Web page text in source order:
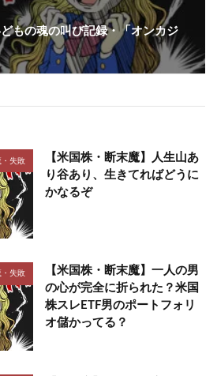
もの魂の叫び記録・「オンカジ
・失敗
【米国株・断末魔】人生山あ
り谷あり、生きてればどうに
かなるぞ
・失敗
【米国株・断末魔】一人の男
の心が完全に折られた？米国
株スレETF男のポートフォリ
オ儲かってる？